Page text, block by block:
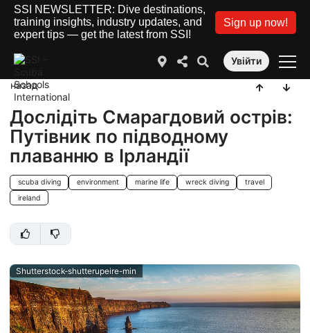
SSI NEWSLETTER: Dive destinations,
training insights, industry updates, and
expert tips — get the latest from SSI!
Sign up now!
Увійти
назад
Дослідіть Смарагдовий острів:
Путівник по підводному
плаванню в Ірландії
scuba diving environment marine life wreck diving
travel
ireland
Shutterstock-shutterupeire-min